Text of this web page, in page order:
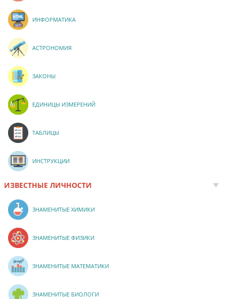
ИНФОРМАТИКА
АСТРОНОМИЯ
ЗАКОНЫ
ЕДИНИЦЫ ИЗМЕРЕНИЙ
ТАБЛИЦЫ
ИНСТРУКЦИИ
ИЗВЕСТНЫЕ ЛИЧНОСТИ
ЗНАМЕНИТЫЕ ХИМИКИ
ЗНАМЕНИТЫЕ ФИЗИКИ
ЗНАМЕНИТЫЕ МАТЕМАТИКИ
ЗНАМЕНИТЫЕ БИОЛОГИ